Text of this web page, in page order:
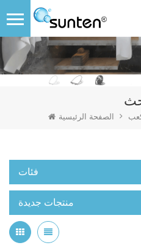
الصفحة الرئيسية
فئات
منتجات جديدة